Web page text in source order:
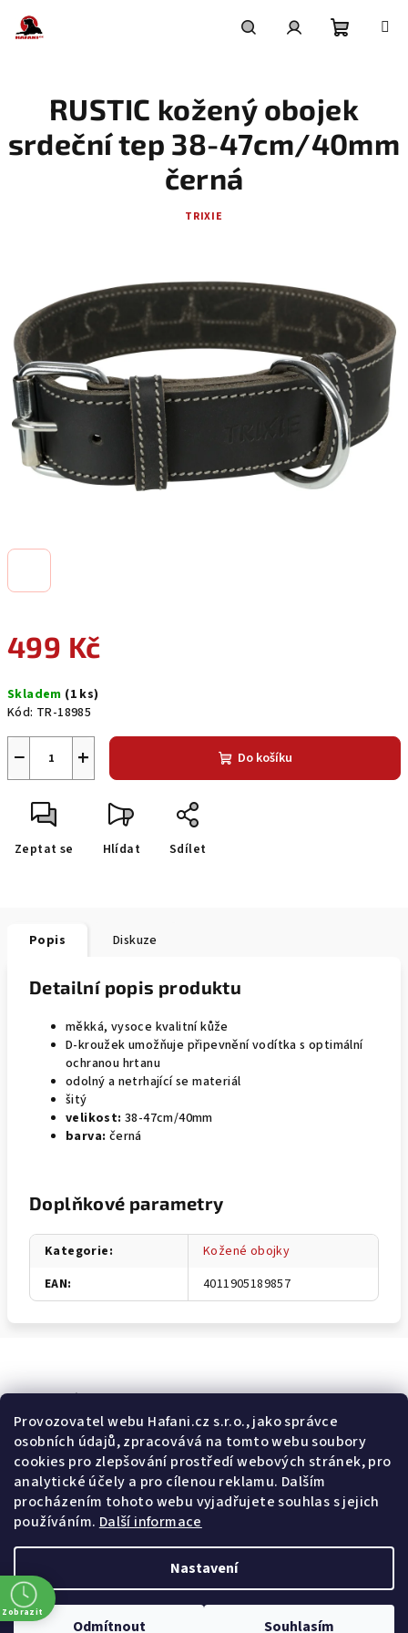
Provozovatel webu Hafani.cz s.r.o., jako správce
osobních údajů, zpracovává na tomto webu soubory
cookies pro zlepšování prostředí webových stránek, pro
analytické účely a pro cílenou reklamu. Dalším
procházením tohoto webu vyjadřujete souhlas s jejich
používáním. Další informace
Nastavení
Odmítnout Souhlasím
obsah
košík
499 Kč
cena:
Skladem (1 ks)
Kód: TR-18985
+
− Do košíku
Zeptat se Hlídat Sdílet
RUSTIC kožený obojek
srdeční tep 38-47cm/40mm
černá
TRIXIE
Popis Diskuze
Detailní popis produktu
měkká, vysoce kvalitní kůže
D-kroužek umožňuje připevnění vodítka s optimální
ochranou hrtanu
odolný a netrhající se materiál
šitý
velikost: 38-47cm/40mm
barva: černá
Doplňkové parametry
Kategorie:
Kožené obojky
EAN: 4011905189857
Odebírat newsletter
E-mail
Potvrzuji souhlas svšeobecnými obchodními podmínkami a
spodmínkami zpracovávání a ochrany osobních údajů .
Přihlásit se
Z
á
Copyright 2026
nastavení cookies
Zobrazit